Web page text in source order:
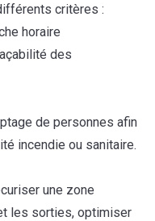
critères :
horaire
des
de personnes afin
incendie ou sanitaire.
une zone
les sorties, optimiser